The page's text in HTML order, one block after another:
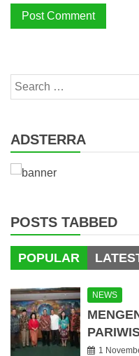
Search
for:
ADSTERRA
POSTS TABBED
POPULAR
NEWS
1